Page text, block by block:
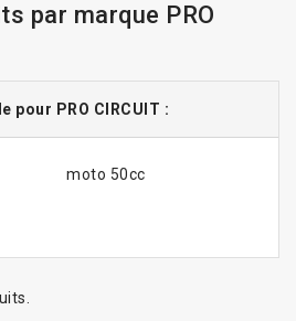
par marque PRO
pour PRO CIRCUIT :
moto 50cc